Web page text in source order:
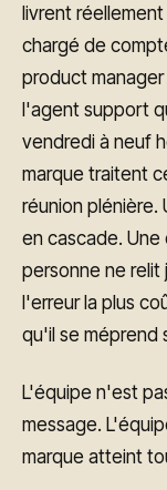
livrent réellement
chargé de
product
l'agent support
vendredi à neuf
marque traitent
réunion plénière.
en cascade.
personne ne relit
l'erreur la plus
qu'il se méprend
L'équipe n'est
message.
marque atteint